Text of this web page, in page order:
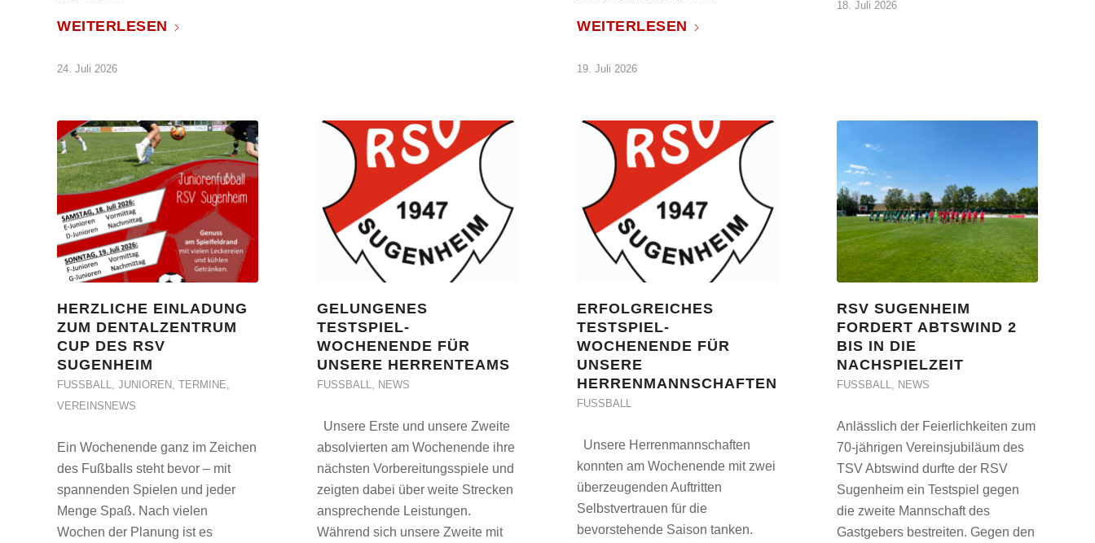
WEITERLESEN
24. Juli 2026
WEITERLESEN
19. Juli 2026
18. Juli 2026
HERZLICHE EINLADUNG
ZUM DENTALZENTRUM
CUP DES RSV
SUGENHEIM
FUSSBALL, JUNIOREN, TERMINE,
VEREINSNEWS
Ein Wochenende ganz im Zeichen
des Fußballs steht bevor – mit
spannenden Spielen und jeder
Menge Spaß. Nach vielen
Wochen der Planung ist es
GELUNGENES
TESTSPIEL-
WOCHENENDE FÜR
UNSERE HERRENTEAMS
FUSSBALL, NEWS
Unsere Erste und unsere Zweite
absolvierten am Wochenende ihre
nächsten Vorbereitungsspiele und
zeigten dabei über weite Strecken
ansprechende Leistungen.
Während sich unsere Zweite mit
ERFOLGREICHES
TESTSPIEL-
WOCHENENDE FÜR
UNSERE
HERRENMANNSCHAFTEN
FUSSBALL
Unsere Herrenmannschaften
konnten am Wochenende mit zwei
überzeugenden Auftritten
Selbstvertrauen für die
bevorstehende Saison tanken.
RSV SUGENHEIM
FORDERT ABTSWIND 2
BIS IN DIE
NACHSPIELZEIT
FUSSBALL, NEWS
Anlässlich der Feierlichkeiten zum
70-jährigen Vereinsjubiläum des
TSV Abtswind durfte der RSV
Sugenheim ein Testspiel gegen
die zweite Mannschaft des
Gastgebers bestreiten. Gegen den